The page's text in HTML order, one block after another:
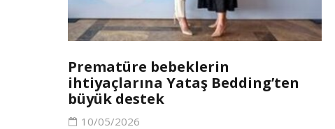
Prematüre bebeklerin
ihtiyaçlarına Yataş Bedding’ten
büyük destek
10/05/2026